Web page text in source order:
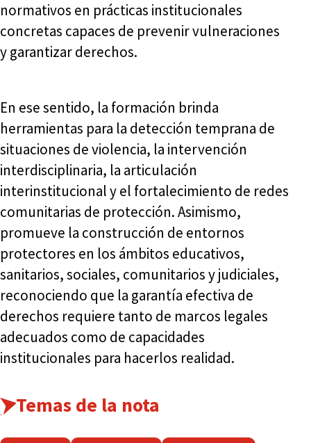
normativos en prácticas institucionales
concretas capaces de prevenir vulneraciones
y garantizar derechos.
En ese sentido, la formación brinda
herramientas para la detección temprana de
situaciones de violencia, la intervención
interdisciplinaria, la articulación
interinstitucional y el fortalecimiento de redes
comunitarias de protección. Asimismo,
promueve la construcción de entornos
protectores en los ámbitos educativos,
sanitarios, sociales, comunitarios y judiciales,
reconociendo que la garantía efectiva de
derechos requiere tanto de marcos legales
adecuados como de capacidades
institucionales para hacerlos realidad.
Temas de la nota